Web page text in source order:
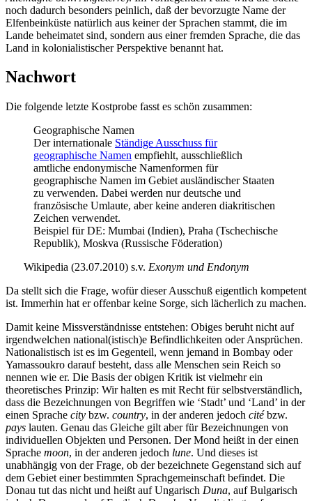
noch dadurch besonders peinlich, daß der bevorzugte Name der
Elfenbeinküste natürlich aus keiner der Sprachen stammt, die im
Lande beheimatet sind, sondern aus einer fremden Sprache, die das
Land in kolonialistischer Perspektive benannt hat.
Nachwort
Die folgende letzte Kostprobe fasst es schön zusammen:
Geographische Namen
Der internationale Ständige Ausschuss für
geographische Namen empfiehlt, ausschließlich
amtliche endonymische Namenformen für
geographische Namen im Gebiet ausländischer Staaten
zu verwenden. Dabei werden nur deutsche und
französische Umlaute, aber keine anderen diakritischen
Zeichen verwendet.
Beispiel für DE: Mumbai (Indien), Praha (Tschechische
Republik), Moskva (Russische Föderation)
Wikipedia (23.07.2010) s.v. Exonym und Endonym
Da stellt sich die Frage, wofür dieser Ausschuß eigentlich kompetent
ist. Immerhin hat er offenbar keine Sorge, sich lächerlich zu machen.
Damit keine Missverständnisse entstehen: Obiges beruht nicht auf
irgendwelchen national(istisch)e Befindlichkeiten oder Ansprüchen.
Nationalistisch ist es im Gegenteil, wenn jemand in Bombay oder
Yamassoukro darauf besteht, dass alle Menschen sein Reich so
nennen wie er. Die Basis der obigen Kritik ist vielmehr ein
theoretisches Prinzip: Wir halten es mit Recht für selbstverständlich,
dass die Bezeichnungen von Begriffen wie ‘Stadt’ und ‘Land’ in der
einen Sprache city bzw. country, in der anderen jedoch citébzw.
pays lauten. Genau das Gleiche gilt aber für Bezeichnungen von
individuellen Objekten und Personen. Der Mond heißt in der einen
Sprache moon, in der anderen jedoch lune. Und dieses ist
unabhängig von der Frage, ob der bezeichnete Gegenstand sich auf
dem Gebiet einer bestimmten Sprachgemeinschaft befindet. Die
Donau tut das nicht und heißt auf Ungarisch Duna, auf Bulgarisch